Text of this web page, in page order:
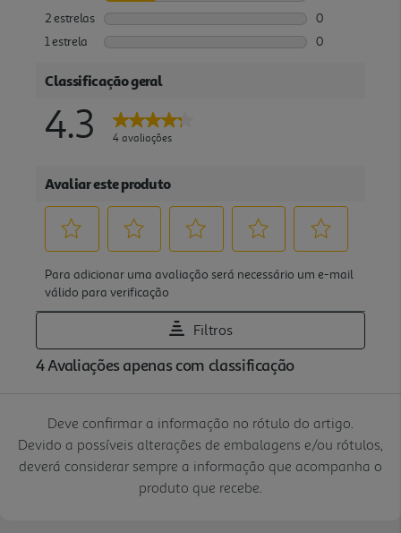
Deve confirmar a informação no rótulo do artigo.
Devido a possíveis alterações de embalagens e/ou rótulos,
deverá considerar sempre a informação que acompanha o
produto que recebe.